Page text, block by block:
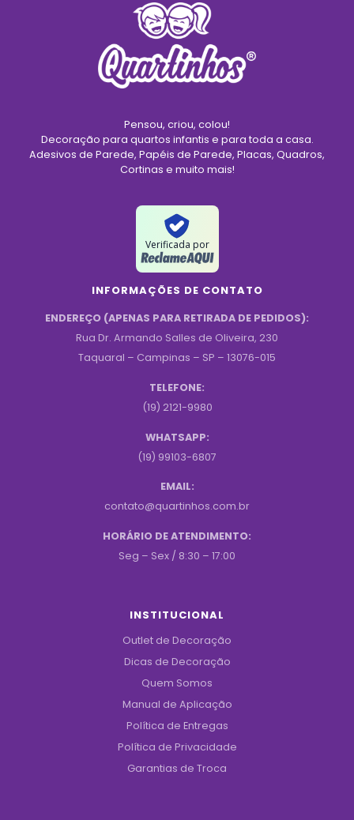
Pensou, criou, colou!
Decoração para quartos infantis e para toda a casa.
Adesivos de Parede, Papéis de Parede, Placas, Quadros,
Cortinas e muito mais!
Verificada por
INFORMAÇÕES DE CONTATO
ENDEREÇO (APENAS PARA RETIRADA DE PEDIDOS):
Rua Dr. Armando Salles de Oliveira, 230
Taquaral – Campinas – SP – 13076-015
TELEFONE:
(19) 2121-9980
WHATSAPP:
(19) 99103-6807
EMAIL:
contato@quartinhos.com.br
HORÁRIO DE ATENDIMENTO:
Seg – Sex / 8:30 – 17:00
INSTITUCIONAL
Outlet de Decoração
Dicas de Decoração
Quem Somos
Manual de Aplicação
Política de Entregas
Política de Privacidade
Garantias de Troca